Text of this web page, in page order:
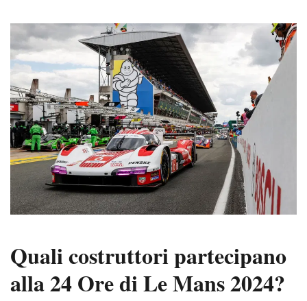
Quali costruttori partecipano
alla 24 Ore di Le Mans 2024?